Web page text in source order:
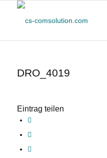
DRO_4019
Eintrag teilen